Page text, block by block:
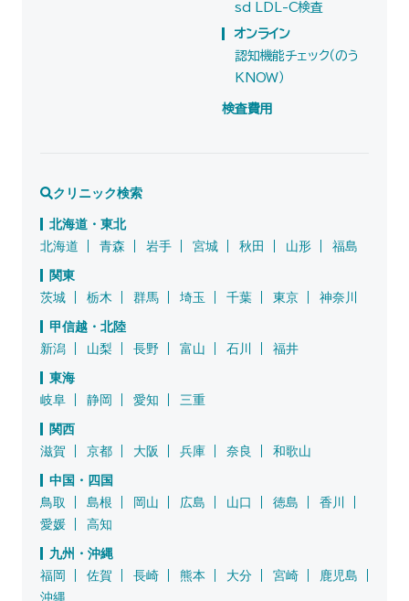
sd LDL-C検査
オンライン
認知機能チェック（のう
KNOW）
検査費用
クリニック検索
北海道・東北
北海道
青森 岩手 宮城 秋田 山形
福島
関東
茨城
栃木 群馬 埼玉 千葉 東京
神奈川
甲信越・北陸
新潟
山梨 長野 富山 石川
福井
東海
岐阜
静岡 愛知
三重
関西
滋賀
京都 大阪 兵庫 奈良
和歌山
中国・四国
鳥取
島根 岡山 広島 山口 徳島
香川
愛媛
高知
九州・沖縄
福岡
佐賀 長崎 熊本 大分 宮崎
鹿児島
沖縄